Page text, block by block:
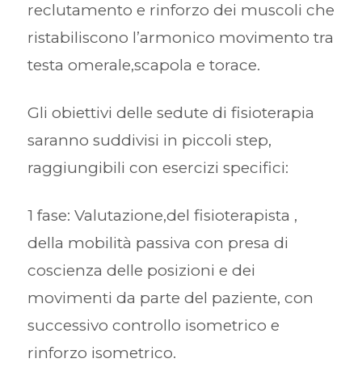
reclutamento e rinforzo dei muscoli che
ristabiliscono l’armonico movimento tra
testa omerale,scapola e torace.
Gli obiettivi delle sedute di fisioterapia
saranno suddivisi in piccoli step,
raggiungibili con esercizi specifici:
1 fase: Valutazione,del fisioterapista ,
della mobilità passiva con presa di
coscienza delle posizioni e dei
movimenti da parte del paziente, con
successivo controllo isometrico e
rinforzo isometrico.